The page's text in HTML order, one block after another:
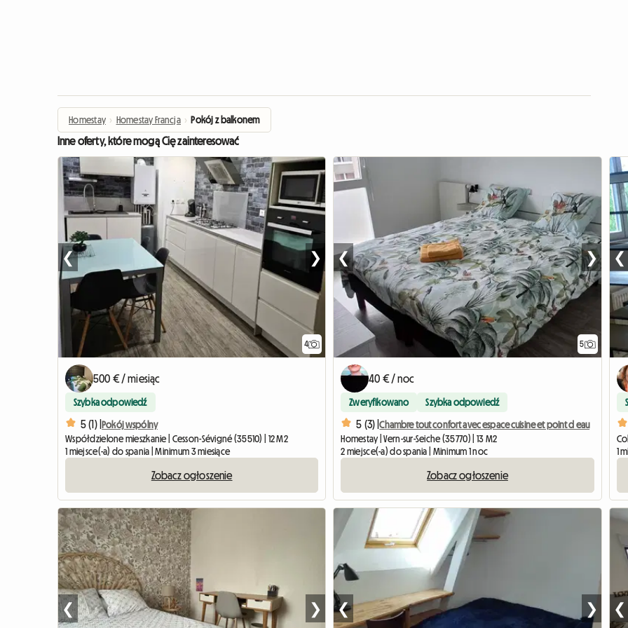
Homestay › Homestay Francja › Pokój z balkonem
Inne oferty, które mogą Cię zainteresować
4
❮ ❯
500 € / miesiąc
Szybka odpowiedź
5 (1) |Pokój wspólny
Współdzielone mieszkanie | Cesson-Sévigné (35510) | 12 M2
1 miejsce(-a) do spania | Minimum 3 miesiące
Zobacz ogłoszenie
5
❮ ❯
40 € / noc
Zweryfikowano Szybka odpowiedź
5 (3) |Chambre tout confort avec espace cuisine et point d eau
Homestay | Vern-sur-Seiche (35770) | 13 M2
2 miejsce(-a) do spania | Minimum 1 noc
Zobacz ogłoszenie
❮
1
❮ ❯ ❮ ❯ ❮